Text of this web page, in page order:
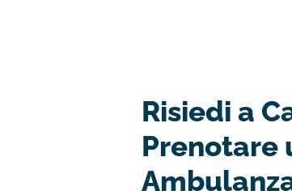
Risiedi a
Prenotare